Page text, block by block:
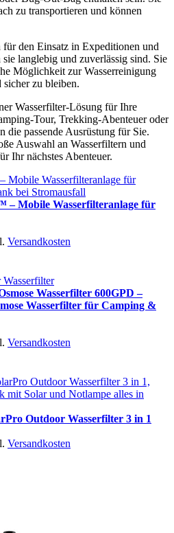
zu transportieren und können
für den Einsatz in Expeditionen und
langlebig und zuverlässig sind. Sie
Möglichkeit zur Wasserreinigung
zu bleiben.
Wasserfilter-Lösung für Ihre
Tour, Trekking-Abenteuer oder
passende Ausrüstung für Sie.
Auswahl an Wasserfiltern und
Ihr nächstes Abenteuer.
– Mobile Wasserfilteranlage für
Versandkosten
Wasserfilter 600GPD –
Wasserfilter für Camping &
Versandkosten
Outdoor Wasserfilter 3 in 1
Versandkosten